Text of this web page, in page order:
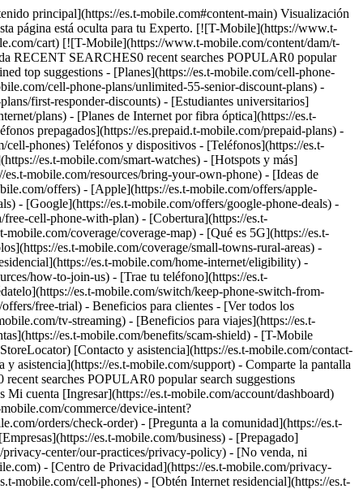
principal](https://es.t-mobile.com#content-main) Visualización
página está oculta para tu Experto. [![T-Mobile](https://www.t-
cart) [![T-Mobile](https://www.t-mobile.com/content/dam/t-
RECENT SEARCHES0 recent searches POPULAR0 popular
top suggestions - [Planes](https://es.t-mobile.com/cell-phone-
cell-phone-plans/unlimited-55-senior-discount-plans) -
first-responder-discounts) - [Estudiantes universitarios]
plans) - [Planes de Internet por fibra óptica](https://es.t-
prepagados](https://es.prepaid.t-mobile.com/prepaid-plans) -
cell-phones) Teléfonos y dispositivos - [Teléfonos](https://es.t-
es.t-mobile.com/smart-watches) - [Hotspots y más]
mobile.com/resources/bring-your-own-phone) - [Ideas de
offers) - [Apple](https://es.t-mobile.com/offers/apple-
- [Google](https://es.t-mobile.com/offers/google-phone-deals) -
cell-phone-with-plan) - [Cobertura](https://es.t-
coverage/coverage-map) - [Qué es 5G](https://es.t-
es.t-mobile.com/coverage/small-towns-rural-areas) -
es.t-mobile.com/home-internet/eligibility) -
how-to-join-us) - [Trae tu teléfono](https://es.t-
es.t-mobile.com/switch/keep-phone-switch-from-
free-trial) - Beneficios para clientes - [Ver todos los
tv-streaming) - [Beneficios para viajes](https://es.t-
es.t-mobile.com/benefits/scam-shield) - [T-Mobile
[Contacto y asistencia](https://es.t-mobile.com/contact-
asistencia](https://es.t-mobile.com/support) - Comparte la pantalla
searches POPULAR0 popular search suggestions
cuenta [Ingresar](https://es.t-mobile.com/account/dashboard)
commerce/device-intent?
orders/check-order) - [Pregunta a la comunidad](https://es.t-
es.t-mobile.com/business) - [Prepagado]
center/our-practices/privacy-policy) - [No venda, ni
- [Centro de Privacidad](https://es.t-mobile.com/privacy-
por cuenta nuestra. Sin intercambio requerido. __Planes elegibles.__ \- Experience Beyond 2.0 (miembros nuevos y existentes)​ \- Experience Beyond, Go5G Next (solo miembros existentes)​ __Si cancelas la cuenta por completo antes de recibir todos los créditos en la factura, éstos se suspenderán y deberás abonar el saldo de los contratos de financiación requerido (por ejemplo, $1.099. 99 - Apple iPhone 17 Pro 256 GB) Los créditos en la factura terminan si pagas el dispositivo anticipadamente.__ El impuesto sobre el precio, antes de los créditos, se paga al momento de la compra. Por tiempo limitado; sujeto a cambio. Requiere calificación crediticia, servicio (plan de $100/mes o más con AutoPago; más impuestos y cargos), transferencia (de AT&T, Verizon u otro proveedor elegible; consultar la lista completa en [T-Mobile.com/port](http://es.t-mobile.com/port)) y una nueva línea. Si se cancelaron líneas en los últimos 90 días, es posible que primero deban reactivarse. Cargo de $35 por conexión del dispositivo a pagar al momento de la compra. ​​​​​​​Hasta $1,100 vía 24 o 36 créditos en la factura mensual, dependiendo de la duración del contrato de financiamiento; la línea con la promoción debe estar activa y al corriente de pago para recibir los créditos; válido durante 2 ciclos de facturación. Hasta 4 dispositivos con descuento por cuenta. Es posible que no pueda combinarse con algunas ofertas, descuentos o promociones. ![Cuadro magenta que dice "cambia en 15 minutos".](https://es.t-mobile.com/sdscene7/is/image/Tmusprod/icon-switch-15-mins-magenta-1x1:1x1?fmt=png&fmt=png-alpha&qlt=97%2C0&resMode=sharp2&op_usm=1.75%2C0.3%2C2%2C0) ​​​​​​​Cámbiate en solo 15 minutos. Únete cómo y cuándo lo desees-[aquí mismo](https://es.t-mobile.com/switch/get-started) o en [la app T-Life](https://secure.t-mobile.com/easy-switch?icid=MGPO_TMO_P_25PPSUTMIL_8B747C9EB5D80DEE46072). Ver términos completos ![Cuadro magenta que dice "sin interambio".](https://es.t-mobile.com/sdscene7/is/image/Tmusprod/icon-no-trade-in-magenta-1x1:1x1?fmt=png&fmt=png-alpha&qlt=97%2C0&resMode=sharp2&op_usm=1.75%2C0.3%2C2%2C0) No requiere intercambio en nuestras mejores ofertas. Por tiempo limitado, obtén una oferta increíble en el teléfono que deseas sin intercambiar el tuyo, simplemente mantén el teléfono que tienes. ![Cuadro magenta que dice "entrega en el mismo día".](https://es.t-mobile.com/sdscene7/is/image/Tmusprod/icon-same-day-delivery-magenta-1x1:1x1?fmt=png&fmt=png-alpha&qlt=97%2C0&resMode=sharp2&op_usm=1.75%2C0.3%2C2%2C0) Entrega GRATIS del teléfono el mismo día. Por tiempo limitado, recibe tu nuevo teléfono GRATIS el mismo día que te cambies. La entrega en el mismo día se implementará próximamente en Internet 5G residencial. Verificar disponibilidad. Ver términos completos ​​​​​​​Cámbiate en solo 15 minutos. El pago se realiza en 15 minutos o menos por línea. La activación del dispositivo y la transferencia de datos y números tardarán tiempo adicional. Entrega gratis el mismo día __Entrega gratis el mismo día:__ entrega del teléfono para cuentas nuevas elegibles. Entrega de Internet residencial para clientes nuevos y existentes que activen una nueva línea de Internet residencial elegible en una transacción independiente. Co